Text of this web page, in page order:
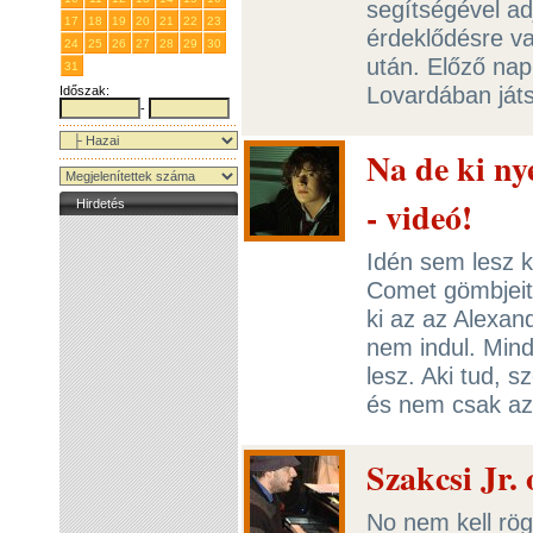
17
18 19 20 21 22
23
24
25 26 27 28 29
30
31
Időszak:
-
Hirdetés
segítségével
érdeklődésre
után. Előző
Lovardában
Na de ki
- videó!
Idén sem lesz
Comet
ki az az
nem indul.
lesz. Aki tud,
és nem csak
Szakcsi
No nem kell